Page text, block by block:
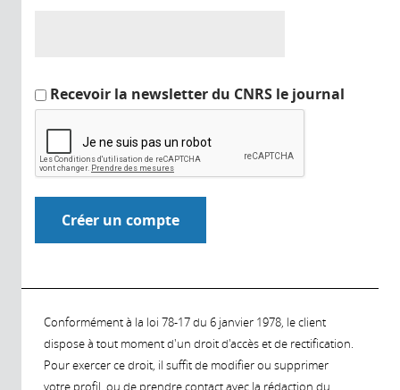
Recevoir la newsletter du CNRS le journal
Conformément à la loi 78-17 du 6 janvier 1978, le client
dispose à tout moment d'un droit d'accès et de rectification.
Pour exercer ce droit, il suffit de modifier ou supprimer
votre profil, ou de prendre contact avec la rédaction du